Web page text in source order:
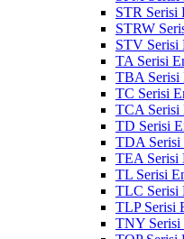
STR Serisi
STRW
STV Serisi
TA Serisi
TBA Serisi
TC Serisi
TCA Serisi
TD Serisi
TDA Serisi
TEA Serisi
TL Serisi
TLC Serisi
TLP Serisi
TNY Serisi